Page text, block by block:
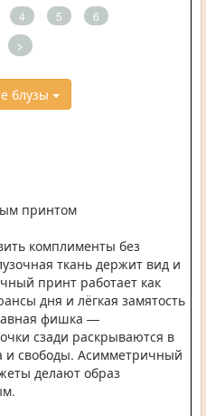
4 5 6
>
блузы
принтом
комплименты без
ткань держит вид и
принт работает как
дня и лёгкая замятость
фишка —
сзади раскрываются в
и свободы. Асимметричный
делают образ